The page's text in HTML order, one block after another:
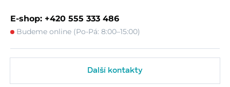
E-shop: +420 555 333 486
Budeme online (Po-Pá: 8:00–15:00)
Další kontakty